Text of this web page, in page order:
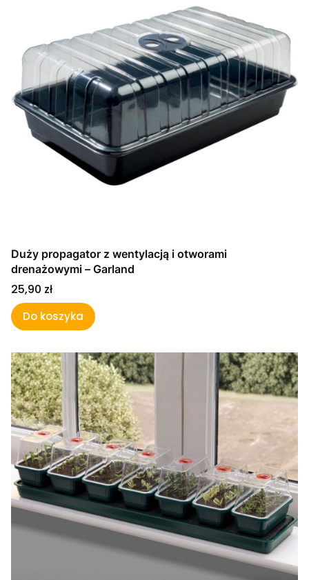
Duży propagator z wentylacją i otworami
drenażowymi – Garland
Cena
25,90 zł
Do koszyka